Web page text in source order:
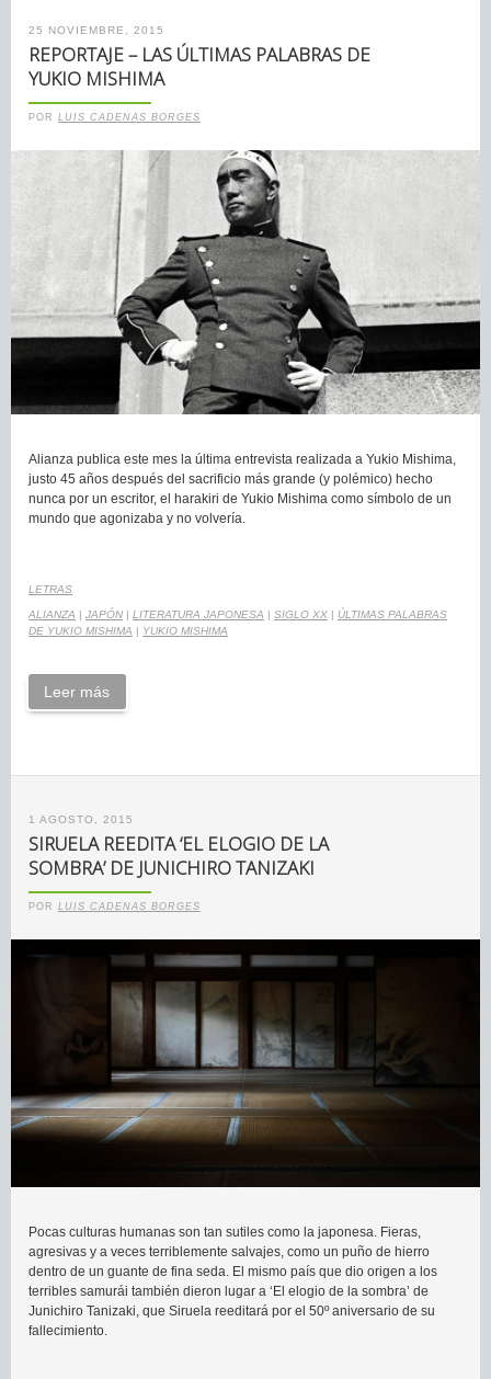
25 NOVIEMBRE, 2015
REPORTAJE – LAS ÚLTIMAS PALABRAS DE
YUKIO MISHIMA
POR LUIS CADENAS BORGES
Alianza publica este mes la última entrevista realizada a Yukio Mishima,
justo 45 años después del sacrificio más grande (y polémico) hecho
nunca por un escritor, el harakiri de Yukio Mishima como símbolo de un
mundo que agonizaba y no volvería.
LETRAS
ALIANZA | JAPÓN | LITERATURA JAPONESA | SIGLO XX | ÚLTIMAS PALABRAS
DE YUKIO MISHIMA | YUKIO MISHIMA
Leer más
1 AGOSTO, 2015
SIRUELA REEDITA ‘EL ELOGIO DE LA
SOMBRA’ DE JUNICHIRO TANIZAKI
POR LUIS CADENAS BORGES
Pocas culturas humanas son tan sutiles como la japonesa. Fieras,
agresivas y a veces terriblemente salvajes, como un puño de hierro
dentro de un guante de fina seda. El mismo país que dio origen a los
terribles samurái también dieron lugar a ‘El elogio de la sombra’ de
Junichiro Tanizaki, que Siruela reeditará por el 50º aniversario de su
fallecimiento.